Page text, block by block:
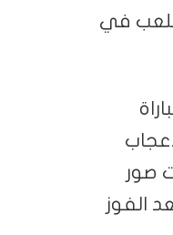
اللعب في
2022، الأنظار والإعجاب
صور
الفوز